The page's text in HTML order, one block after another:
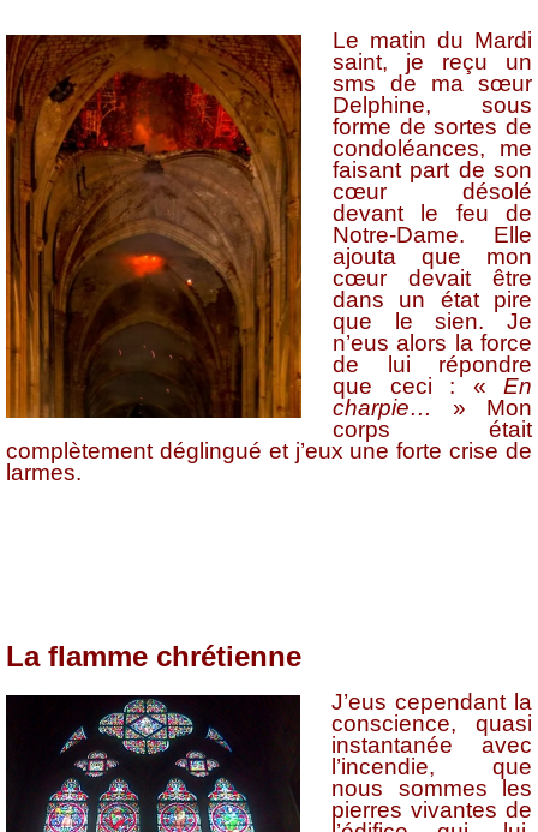
Le matin du Mardi
saint, je reçu un
sms de ma sœur
Delphine, sous
forme de sortes de
condoléances, me
faisant part de son
cœur désolé
devant le feu de
Notre-Dame. Elle
ajouta que mon
cœur devait être
dans un état pire
que le sien. Je
n’eus alors la force
de lui répondre
que ceci : « En
charpie…» Mon
corps était
complètement déglingué et j’eux une forte crise de
larmes.
La flamme chrétienne
J’eus cependant la
conscience, quasi
instantanée avec
l’incendie, que
nous sommes les
pierres vivantes de